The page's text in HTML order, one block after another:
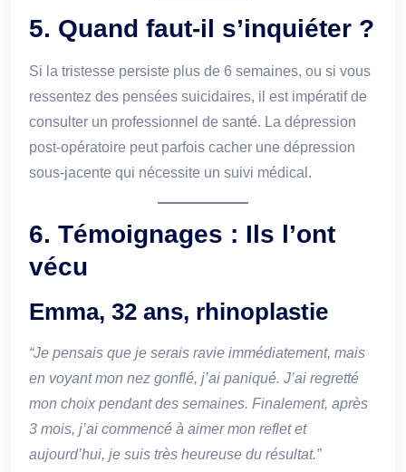
5. Quand faut-il s’inquiéter ?
Si la tristesse persiste plus de 6 semaines, ou si vous
ressentez des pensées suicidaires, il est impératif de
consulter un professionnel de santé. La dépression
post-opératoire peut parfois cacher une dépression
sous-jacente qui nécessite un suivi médical.
6. Témoignages : Ils l’ont
vécu
Emma, 32 ans, rhinoplastie
“Je pensais que je serais ravie immédiatement, mais
en voyant mon nez gonflé, j’ai paniqué. J’ai regretté
mon choix pendant des semaines. Finalement, après
3 mois, j’ai commencé à aimer mon reflet et
aujourd’hui, je suis très heureuse du résultat.”